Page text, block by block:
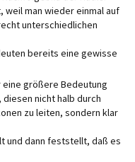
man wieder einmal auf
unterschiedlichen
bereits eine gewisse
größere Bedeutung
nicht halb durch
zu leiten, sondern klar
und dann feststellt, daß es